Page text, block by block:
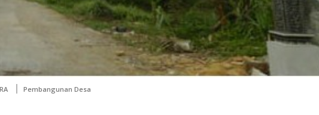
Pembangunan Desa